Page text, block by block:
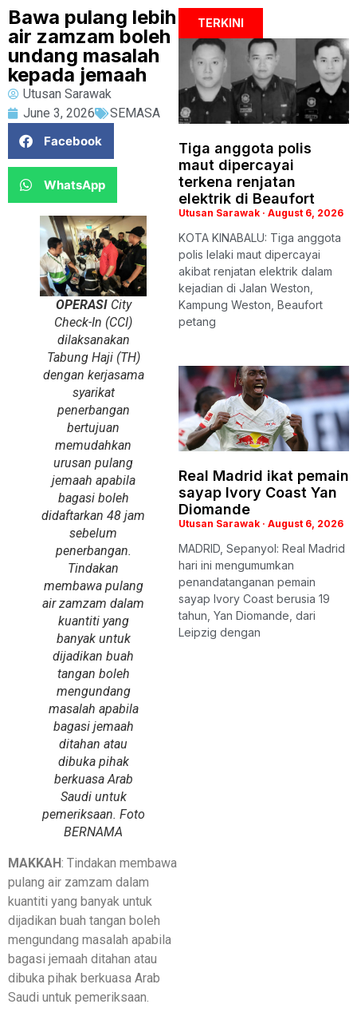
Bawa pulang lebih
air zamzam boleh
undang masalah
kepada jemaah
Utusan Sarawak
June 3, 2026
SEMASA
Facebook
WhatsApp
OPERASI City
Check-In (CCI)
dilaksanakan
Tabung Haji (TH)
dengan kerjasama
syarikat
penerbangan
bertujuan
memudahkan
urusan pulang
jemaah apabila
bagasi boleh
didaftarkan 48 jam
sebelum
penerbangan.
Tindakan
membawa pulang
air zamzam dalam
kuantiti yang
banyak untuk
dijadikan buah
tangan boleh
mengundang
masalah apabila
bagasi jemaah
ditahan atau
dibuka pihak
berkuasa Arab
Saudi untuk
pemeriksaan. Foto
BERNAMA
MAKKAH: Tindakan membawa
pulang air zamzam dalam
kuantiti yang banyak untuk
dijadikan buah tangan boleh
mengundang masalah apabila
bagasi jemaah ditahan atau
dibuka pihak berkuasa Arab
Saudi untuk pemeriksaan.
TERKINI
Tiga anggota polis
maut dipercayai
terkena renjatan
elektrik di Beaufort
Utusan Sarawak August 6, 2026
KOTA KINABALU: Tiga anggota
polis lelaki maut dipercayai
akibat renjatan elektrik dalam
kejadian di Jalan Weston,
Kampung Weston, Beaufort
petang
Real Madrid ikat pemain
sayap Ivory Coast Yan
Diomande
Utusan Sarawak August 6, 2026
MADRID, Sepanyol: Real Madrid
hari ini mengumumkan
penandatanganan pemain
sayap Ivory Coast berusia 19
tahun, Yan Diomande, dari
Leipzig dengan